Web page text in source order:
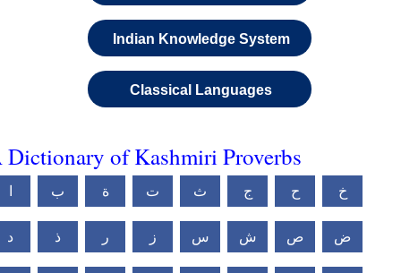
Indian Knowledge System
Classical Languages
Dictionary of Kashmiri Proverbs
ب ة ت ث ج ح خ
د ذ ر ز س ش ص ض